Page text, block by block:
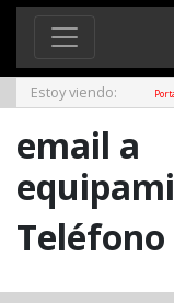
Estoy viendo:
email a
Teléfono